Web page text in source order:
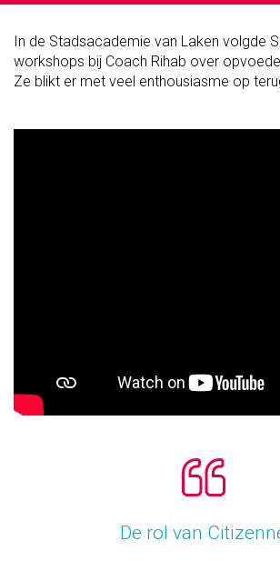
In de Stadsacademie van Laken volgde
workshops bij Coach Rihab over
Ze blikt er met veel enthousiasme op
De rol van